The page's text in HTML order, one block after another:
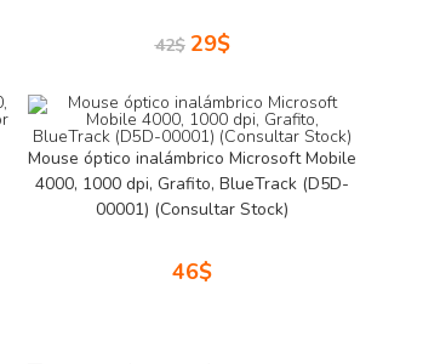
42$ 29$
Mouse óptico inalámbrico Microsoft Mobile
4000, 1000 dpi, Grafito, BlueTrack (D5D-
00001) (Consultar Stock)
46$